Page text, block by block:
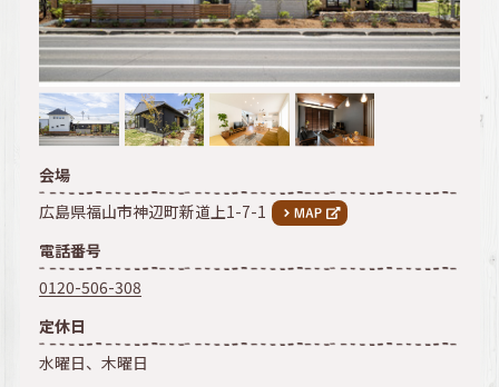
会場
広島県福山市神辺町新道上1-7-1
電話番号
0120-506-308
定休日
水曜日、木曜日